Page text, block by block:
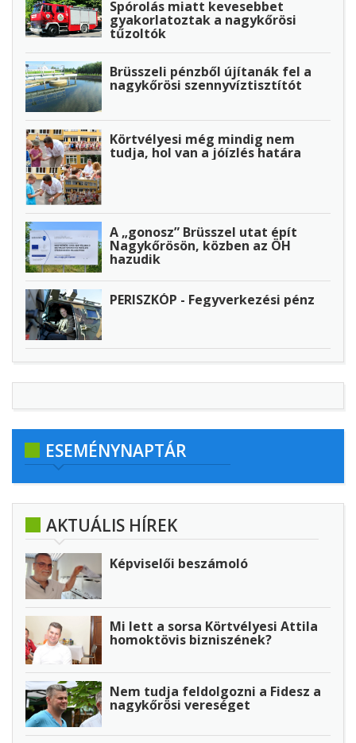
Spórolás miatt kevesebbet
gyakorlatoztak a nagykőrösi
tűzoltók
Brüsszeli pénzből újítanák fel a
nagykőrösi szennyvíztisztítót
Körtvélyesi még mindig nem
tudja, hol van a jóízlés határa
A „gonosz” Brüsszel utat épít
Nagykőrösön, közben az ÖH
hazudik
PERISZKÓP - Fegyverkezési pénz
ESEMÉNYNAPTÁR
AKTUÁLIS HÍREK
Képviselői beszámoló
Mi lett a sorsa Körtvélyesi Attila
homoktövis bizniszének?
Nem tudja feldolgozni a Fidesz a
nagykőrösi vereséget